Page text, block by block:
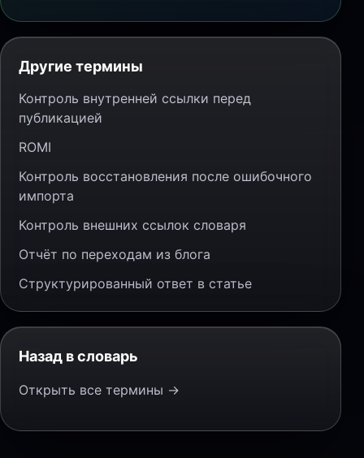
Другие термины
Контроль внутренней ссылки перед
публикацией
ROMI
Контроль восстановления после ошибочного
импорта
Контроль внешних ссылок словаря
Отчёт по переходам из блога
Структурированный ответ в статье
Назад в словарь
Открыть все термины →